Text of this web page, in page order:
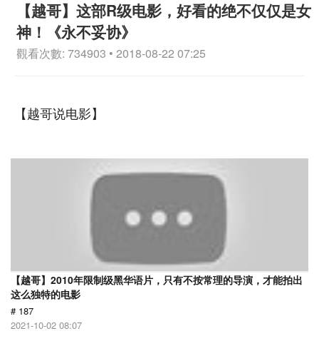
【越哥】这部R级电影，好看的绝不仅仅是女
神！《永不妥协》
觀看次數: 734903 • 2018-08-22 07:25
【越哥说电影】
【越哥】2010年限制级黑华语片，只有不按常理的导演，才能拍出
这么独特的电影
# 187
2021-10-02 08:07